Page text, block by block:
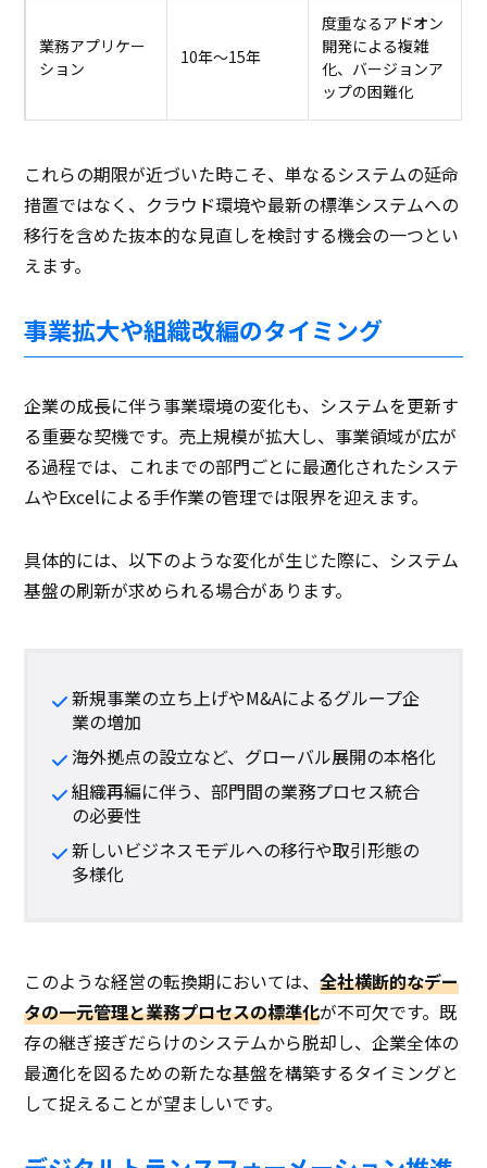
業務アプリケー
ション
10年〜15年
度重なるアドオン
開発による複雑
化、バージョンア
ップの困難化
これらの期限が近づいた時こそ、単なるシステムの延命
措置ではなく、クラウド環境や最新の標準システムへの
移行を含めた抜本的な見直しを検討する機会の一つとい
えます。
事業拡大や組織改編のタイミング
企業の成長に伴う事業環境の変化も、システムを更新す
る重要な契機です。売上規模が拡大し、事業領域が広が
る過程では、これまでの部門ごとに最適化されたシステ
ムやExcelによる手作業の管理では限界を迎えます。
具体的には、以下のような変化が生じた際に、システム
基盤の刷新が求められる場合があります。
新規事業の立ち上げやM&Aによるグループ企
業の増加
海外拠点の設立など、グローバル展開の本格化
組織再編に伴う、部門間の業務プロセス統合
の必要性
新しいビジネスモデルへの移行や取引形態の
多様化
このような経営の転換期においては、全社横断的なデー
タの一元管理と業務プロセスの標準化が不可欠です。既
存の継ぎ接ぎだらけのシステムから脱却し、企業全体の
最適化を図るための新たな基盤を構築するタイミングと
して捉えることが望ましいです。